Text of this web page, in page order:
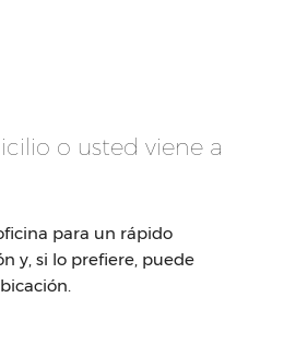
o usted viene a
para un rápido
y, si lo prefiere, puede